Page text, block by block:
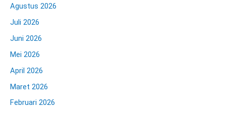
Agustus 2026
Juli 2026
Juni 2026
Mei 2026
April 2026
Maret 2026
Februari 2026